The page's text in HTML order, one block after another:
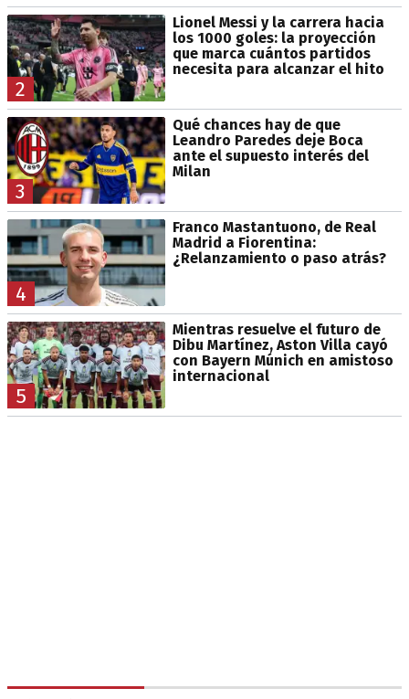
2
Lionel Messi y la carrera hacia
los 1000 goles: la proyección
que marca cuántos partidos
necesita para alcanzar el hito
3
Qué chances hay de que
Leandro Paredes deje Boca
ante el supuesto interés del
Milan
4
Franco Mastantuono, de Real
Madrid a Fiorentina:
¿Relanzamiento o paso atrás?
5
Mientras resuelve el futuro de
Dibu Martínez, Aston Villa cayó
con Bayern Múnich en amistoso
internacional